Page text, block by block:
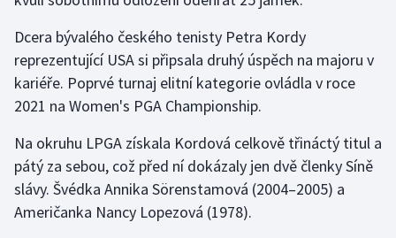
Lyže a snowboard
Moderní pětiboj
Motorsport
Olympijské hry
Dcera bývalého českého tenisty Petra Kordy
reprezentující USA si připsala druhý úspěch na majoru v
kariéře. Poprvé turnaj elitní kategorie ovládla v roce
2021 na Women's PGA Championship.
Na okruhu LPGA získala Kordová celkově třináctý titul a
pátý za sebou, což před ní dokázaly jen dvě členky Síně
slávy. Švédka Annika Sörenstamová (2004–2005) a
Američanka Nancy Lopezová (1978).